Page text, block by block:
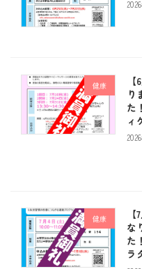
健康
り
た
ィ
健康
な
た
ラ